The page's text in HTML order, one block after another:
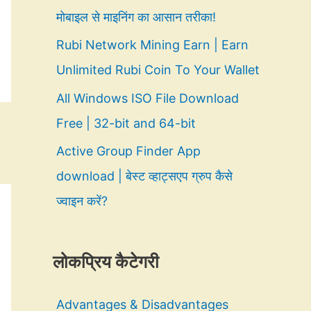
मोबाइल से माइनिंग का आसान तरीका!
Rubi Network Mining Earn | Earn
Unlimited Rubi Coin To Your Wallet
All Windows ISO File Download
Free | 32-bit and 64-bit
Active Group Finder App
download | बेस्ट व्हाट्सएप ग्रुप कैसे
ज्वाइन करें?
लोकप्रिय कैटेगरी
Advantages & Disadvantages